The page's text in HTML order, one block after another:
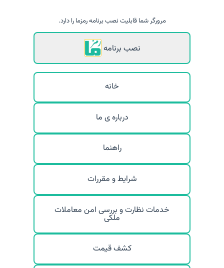
مرورگر شما قابلیت نصب برنامه رمزما را دارد.
نصب برنامه
خانه
درباره ی ما
راهنما
شرایط و مقررات
خدمات نظارت و بررسی امن معاملات
ملکی
کشف قیمت